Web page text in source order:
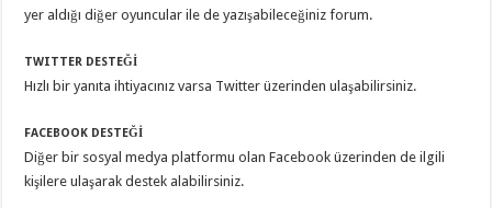
yer aldığı diğer oyuncular ile de yazışabileceğiniz forum.
TWITTER DESTEĞİ
Hızlı bir yanıta ihtiyacınız varsa Twitter üzerinden ulaşabilirsiniz.
FACEBOOK DESTEĞİ
Diğer bir sosyal medya platformu olan Facebook üzerinden de ilgili
kişilere ulaşarak destek alabilirsiniz.